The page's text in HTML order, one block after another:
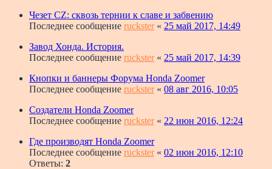
Чезет CZ: сквозь тернии к славе и забвению
Последнее сообщение ruckster« 25 май 2017, 14:49
Завод Хонда. История.
Последнее сообщение ruckster« 25 май 2017, 14:39
Кнопки и баннеры Форума Honda Zoomer
Последнее сообщение ruckster« 08 авг 2016, 10:05
Создатели Honda Zoomer
Последнее сообщение ruckster« 22 июн 2016, 12:24
Где производят Honda Zoomer
Последнее сообщение ruckster« 02 июн 2016, 12:10
Ответы: 2